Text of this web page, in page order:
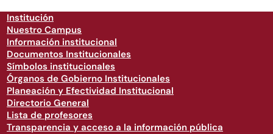
Institución
Nuestro Campus
Información institucional
Documentos Institucionales
Símbolos institucionales
Órganos de Gobierno Institucionales
Planeación y Efectividad Institucional
Directorio General
Lista de profesores
Transparencia y acceso a la información pública